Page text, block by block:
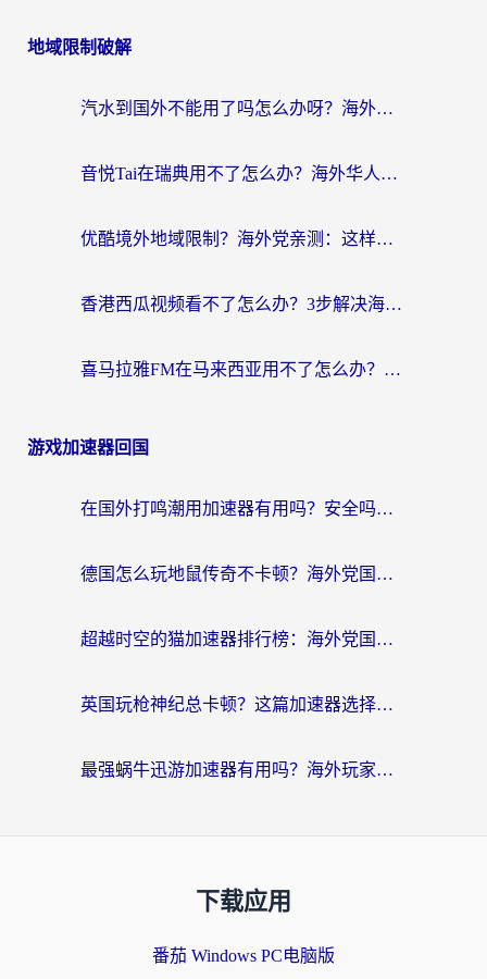
地域限制破解
汽水到国外不能用了吗怎么办呀？海外党追剧看片的救星在这里！
音悦Tai在瑞典用不了怎么办？海外华人追剧听歌的实用指南
优酷境外地域限制？海外党亲测：这样看国内剧再也不卡（附3个实用场景解决）
香港西瓜视频看不了怎么办？3步解决海外追剧难题，附靠谱加速器推荐
喜马拉雅FM在马来西亚用不了怎么办？海外华人亲测有效的回国加速指南
游戏加速器回国
在国外打鸣潮用加速器有用吗？安全吗？海外玩家国服游戏加速全指南
德国怎么玩地鼠传奇不卡顿？海外党国服游戏加速全攻略（含战双EVE实用指南）
超越时空的猫加速器排行榜：海外党国服游戏不卡顿的终极选择指南
英国玩枪神纪总卡顿？这篇加速器选择指南帮你告别延迟（附实测推荐）
最强蜗牛迅游加速器有用吗？海外玩家国服游戏加速避坑指南（附德国玩忍者必须死3流星蝴蝶剑解决办法）
下载应用
番茄 Windows PC电脑版